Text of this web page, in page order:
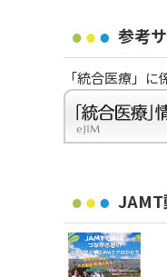
参考
「統合医療」
JAMT